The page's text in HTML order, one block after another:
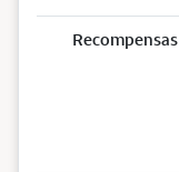
Recompensas